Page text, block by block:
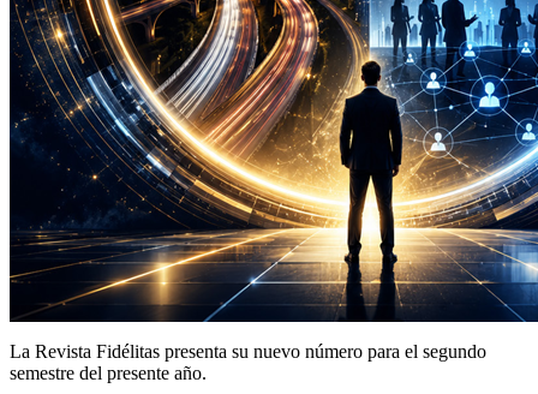
La Revista Fidélitas presenta su nuevo número para el segundo
semestre del presente año.